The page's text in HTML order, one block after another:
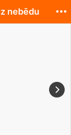
nebēdu